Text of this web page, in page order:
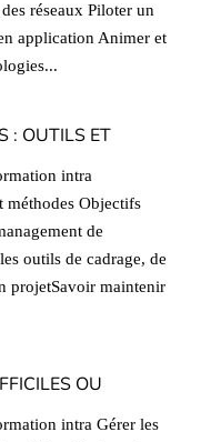
réseaux Piloter un
application Animer et
: OUTILS ET
intra
méthodes Objectifs
de
outils de cadrage, de
projetSavoir maintenir
OU
intra Gérer les